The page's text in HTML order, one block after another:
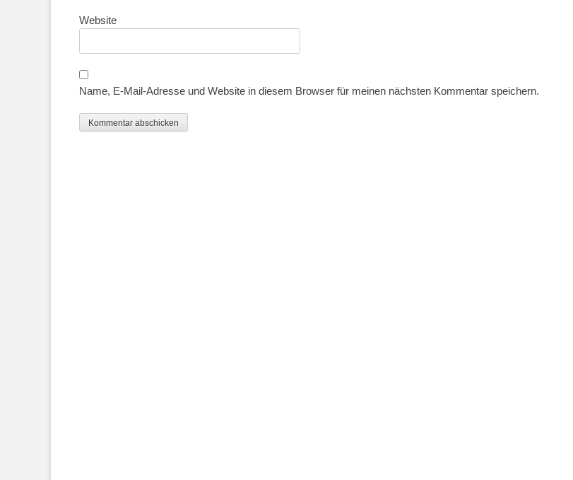
Website
Name, E-Mail-Adresse und Website in diesem Browser für meinen nächsten Kommentar speichern.